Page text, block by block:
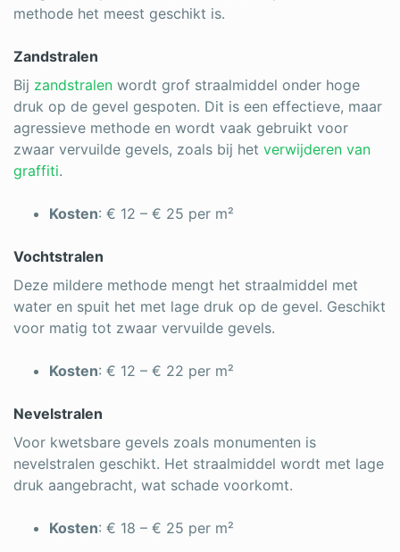
methode het meest geschikt is.
Zandstralen
Bij zandstralen wordt grof straalmiddel onder hoge
druk op de gevel gespoten. Dit is een effectieve, maar
agressieve methode en wordt vaak gebruikt voor
zwaar vervuilde gevels, zoals bij het verwijderen van
graffiti.
Kosten: € 12 – € 25 per m²
Vochtstralen
Deze mildere methode mengt het straalmiddel met
water en spuit het met lage druk op de gevel. Geschikt
voor matig tot zwaar vervuilde gevels.
Kosten: € 12 – € 22 per m²
Nevelstralen
Voor kwetsbare gevels zoals monumenten is
nevelstralen geschikt. Het straalmiddel wordt met lage
druk aangebracht, wat schade voorkomt.
Kosten: € 18 – € 25 per m²